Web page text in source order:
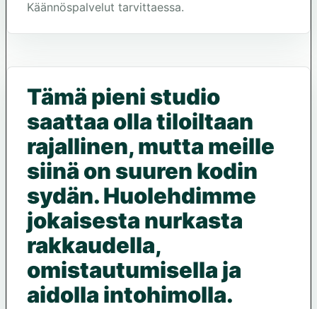
Käännöspalvelut tarvittaessa.
Tämä pieni studio
saattaa olla tiloiltaan
rajallinen, mutta meille
siinä on suuren kodin
sydän. Huolehdimme
jokaisesta nurkasta
rakkaudella,
omistautumisella ja
aidolla intohimolla.